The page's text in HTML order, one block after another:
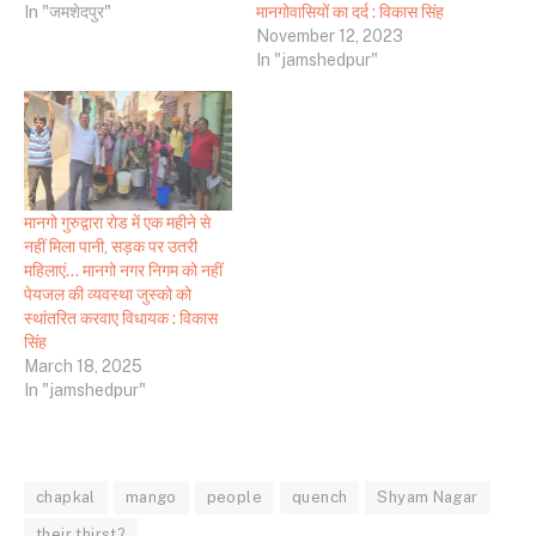
In "जमशेदपुर"
मानगोवासियों का दर्द : विकास सिंह
November 12, 2023
In "jamshedpur"
मानगो गुरुद्वारा रोड में एक महीने से
नहीं मिला पानी, सड़क पर उतरी
महिलाएं… मानगो नगर निगम को नहीं
पेयजल की व्यवस्था जुस्को को
स्थांतरित करवाए विधायक : विकास
सिंह
March 18, 2025
In "jamshedpur"
chapkal mango people quench Shyam Nagar